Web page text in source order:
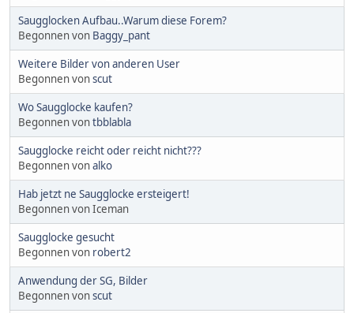
Saugglocken Aufbau..Warum diese Forem?
Begonnen von Baggy_pant
Weitere Bilder von anderen User
Begonnen vonscut
Wo Saugglocke kaufen?
Begonnen vontbblabla
Saugglocke reicht oder reicht nicht???
Begonnen vonalko
Hab jetzt ne Saugglocke ersteigert!
Begonnen von Iceman
Saugglocke gesucht
Begonnen von robert2
Anwendung der SG, Bilder
Begonnen vonscut